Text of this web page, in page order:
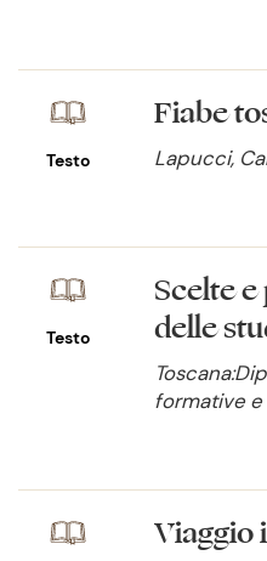
Testo
Fiabe
Lapucci,
Testo
Scelte
delle
formative
Viaggio